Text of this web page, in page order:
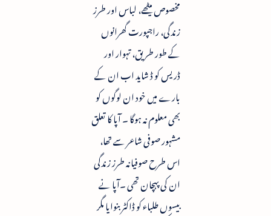
مخصوص میٹھے، لباس اور طرز
زندگی، راجپورت گھرانوں
کے طور طریق، تہوار اور
ڈریس کو ڈ شاید اب ان کے
بارے میں خود ان لوگوں کو
بھی معلوم نہ ہوگا ۔ آپا کا تعلق
مشہور صوفی شاعر سے تھا،
اس طرح صوفیانہ طرز زندگی
ان کی پہچان تھی ۔آپا نے
بیسوں طلباء کو ڈاکٹر بنوایا مگر